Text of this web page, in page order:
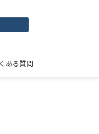
ある質問